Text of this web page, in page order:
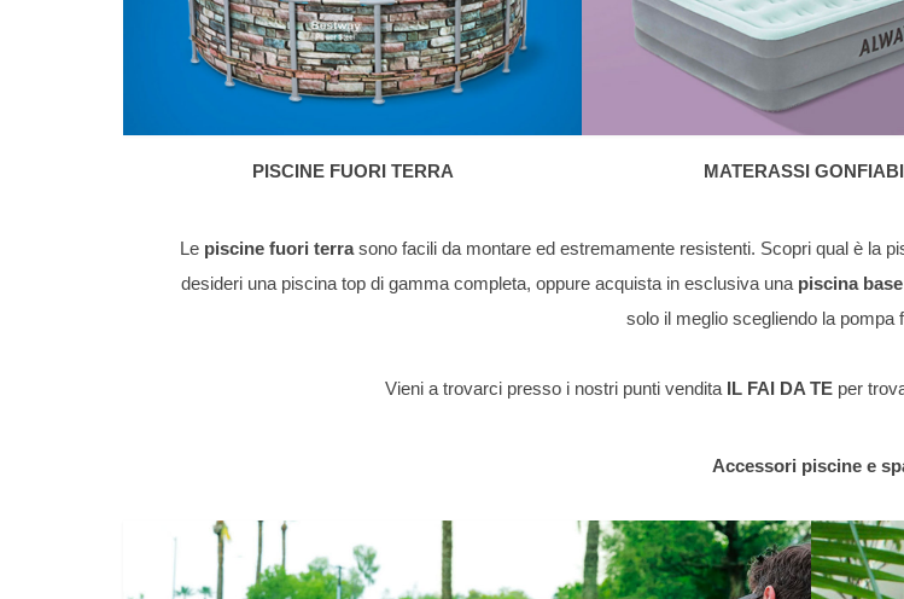
PISCINE FUORI TERRA MATERASSI
Le piscine fuori terrasono facili da montare ed estremamente resistenti. Scopri qual è la
desideri una piscina top di gamma completa, oppure acquista in esclusiva una piscina
solo il meglio scegliendo la pompa
Vieni a trovarci presso i nostri punti vendita IL FAI DA TEper
Accessori piscine e